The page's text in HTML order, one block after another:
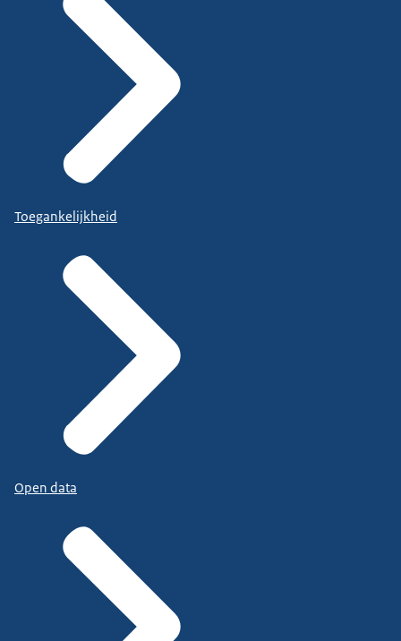
Toegankelijkheid
Open data